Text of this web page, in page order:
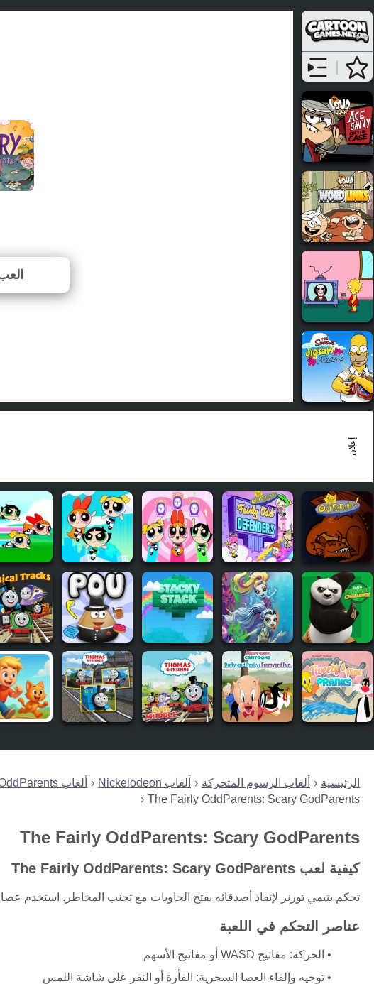
الرئيسية ألعاب الرسوم المتحركة ألعاب Nickelodeon
ألعاب The Fairly OddParents
The Fairly OddParents: Scary GodParents
The Fairly OddParents: Scary GodParents
كيفية لعب The Fairly OddParents: Scary GodParents
تحكم بتيمي تورنر لإنقاذ أصدقائه بفتح الحاويات مع تجنب المخاطر. استخدم
عناصر التحكم في اللعبة
الحركة: مفاتيح WASD أو مفاتيح الأسهم
توجيه وإلقاء العصا السحرية: الفأرة أو النقر على شاشة اللمس
إعلان